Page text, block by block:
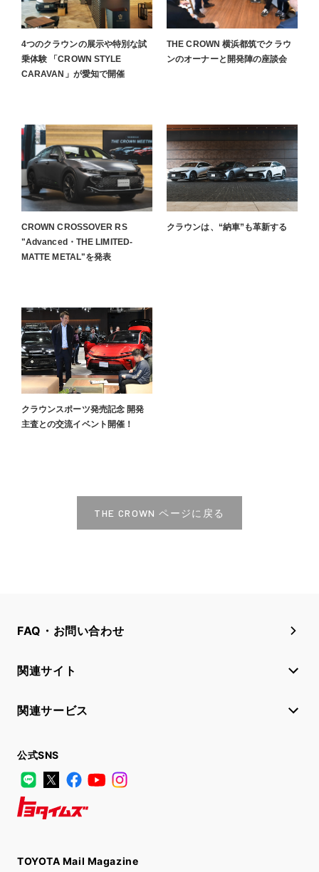
4つのクラウンの展示や特別な試
乗体験 「CROWN STYLE
CARAVAN」が愛知で開催
THE CROWN 横浜都筑でクラウ
ンのオーナーと開発陣の座談会
CROWN CROSSOVER RS
"Advanced・THE LIMITED-
MATTE METAL"を発表
クラウンは、“納車”も革新する
クラウンスポーツ発売記念 開発
主査との交流イベント開催！
THE CROWN ページに戻る
FAQ・お問い合わせ
関連サイト
関連サービス
公式SNS
LINE X Facebook
YouTube
TOYOTA Mail Magazine